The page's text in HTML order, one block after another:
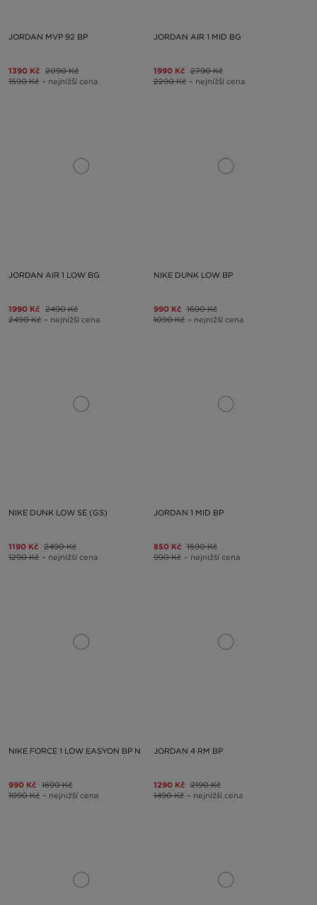
JORDAN MVP 92 BP
1390 Kč 2090 Kč
1590 Kč – nejnižší cena
JORDAN AIR 1 MID BG
1990 Kč 2790 Kč
2290 Kč – nejnižší cena
JORDAN AIR 1 LOW BG
1990 Kč 2490 Kč
2490 Kč – nejnižší cena
NIKE DUNK LOW BP
990 Kč 1690 Kč
1090 Kč – nejnižší cena
NIKE DUNK LOW SE (GS)
1190 Kč 2490 Kč
1290 Kč – nejnižší cena
JORDAN 1 MID BP
850 Kč 1590 Kč
990 Kč – nejnižší cena
NIKE FORCE 1 LOW EASYON BP N
990 Kč 1690 Kč
1090 Kč – nejnižší cena
JORDAN 4 RM BP
1290 Kč 2190 Kč
1490 Kč – nejnižší cena